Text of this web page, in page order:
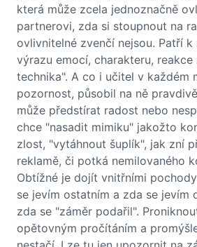
která může zcela jednoznačně
partnerovi, zda si stoupnout na
ovlivnitelné zvenčí nejsou. Patří
výrazu emocí, charakteru,
technika". A co i učitel v každém
pozornost, působil na ně
může předstírat radost nebo
chce "nasadit mimiku" jakožto
zlost, "vytáhnout šuplík", jak zní
reklamě, či potká nemilovaného
Obtížné je dojít vnitřními
se jevím ostatním a zda se
zda se "záměr podařil".
opětovným pročítáním a